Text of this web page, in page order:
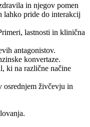
in njegov pomen
lahko pride do interakcij
lastnosti in klinična
antagonistov.
konvertaze.
ki na različne načine
osrednjem živčevju in